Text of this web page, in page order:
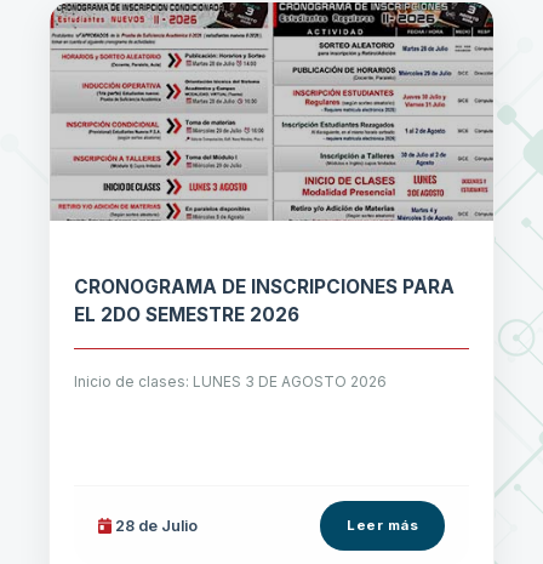
CRONOGRAMA DE INSCRIPCIONES PARA
EL 2DO SEMESTRE 2026
Inicio de clases: LUNES 3 DE AGOSTO 2026
28 de Julio Leer más